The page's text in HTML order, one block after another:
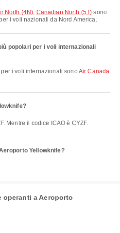
North (4N), Canadian North (5T) sono
i voli nazionali da Nord America.
popolari per i voli internazionali
per i voli internazionali sonoAir Canada
Mentre il codice ICAO è CYZF.
Yellowknife?
operanti a Aeroporto